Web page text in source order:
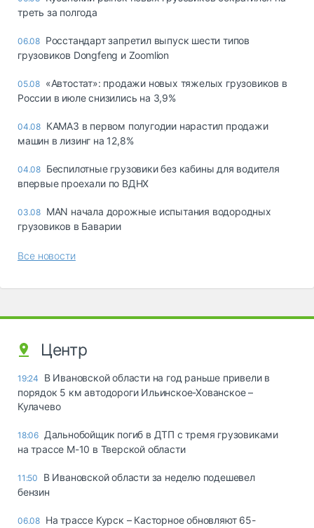
треть за полгода
06.08 Росстандарт запретил выпуск шести типов
грузовиков Dongfeng и Zoomlion
05.08 «Автостат»: продажи новых тяжелых грузовиков в
России в июле снизились на 3,9%
04.08 КАМАЗ в первом полугодии нарастил продажи
машин в лизинг на 12,8%
04.08 Беспилотные грузовики без кабины для водителя
впервые проехали по ВДНХ
03.08 MAN начала дорожные испытания водородных
грузовиков в Баварии
Все новости
Центр
19:24
В Ивановской области на год раньше привели в
порядок 5 км автодороги Ильинское-Хованское –
Кулачево
18:06 Дальнобойщик погиб в ДТП с тремя грузовиками
на трассе М-10 в Тверской области
11:50
В Ивановской области за неделю подешевел
бензин
06.08 На трассе Курск – Касторное обновляют 65-